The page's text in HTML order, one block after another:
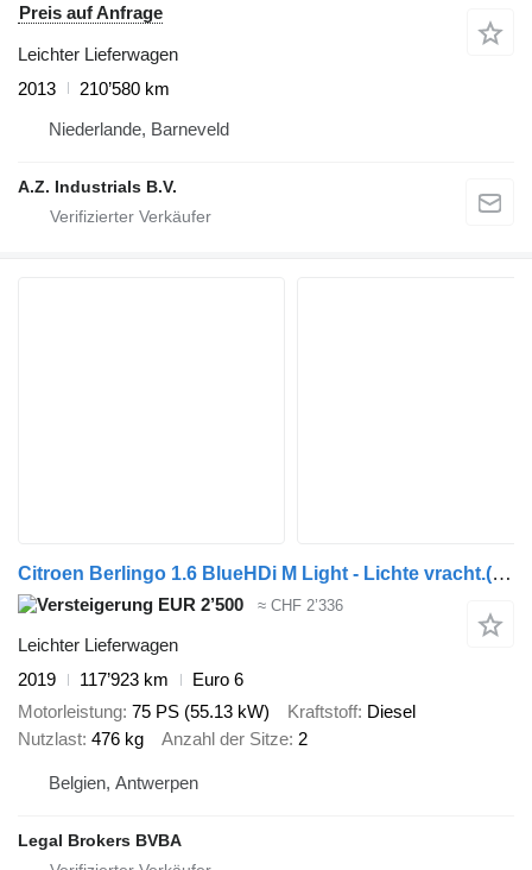
Preis auf Anfrage
Leichter Lieferwagen
2013
210’580 km
Niederlande, Barneveld
A.Z. Industrials B.V.
Citroen Berlingo 1.6 BlueHDi M Light - Lichte vracht.(MARGE)
EUR 2’500 ≈ CHF 2’336
Leichter Lieferwagen
2019
117’923 km
Euro 6
Motorleistung 75 PS (55.13 kW) Kraftstoff Diesel
Nutzlast 476 kg Anzahl der Sitze 2
Belgien, Antwerpen
Legal Brokers BVBA